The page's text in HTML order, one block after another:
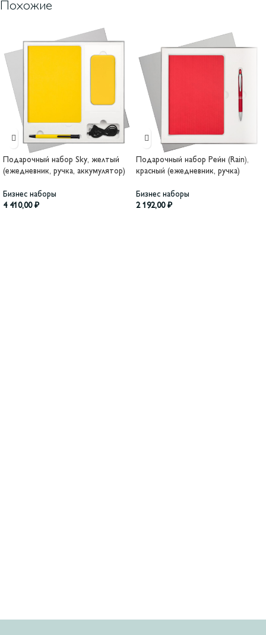
Похожие
Подарочный набор Sky, желтый
(ежедневник, ручка, аккумулятор)
Бизнес наборы
4 410,00 ₽
Подарочный набор Рейн (Rain),
красный (ежедневник, ручка)
Бизнес наборы
2 192,00 ₽